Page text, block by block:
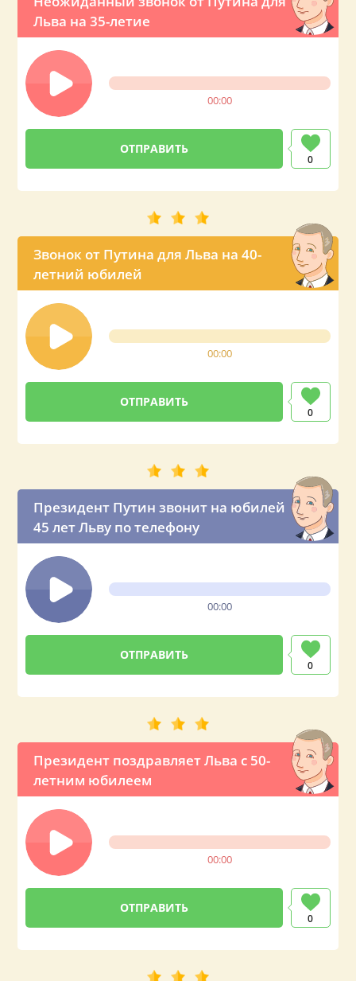
Льва на 35-летие
00:00
0
Звонок от Путина для Льва на 40-
летний юбилей
00:00
0
Президент Путин звонит на юбилей
45 лет Льву по телефону
00:00
0
Президент поздравляет Льва с 50-
летним юбилеем
00:00
0